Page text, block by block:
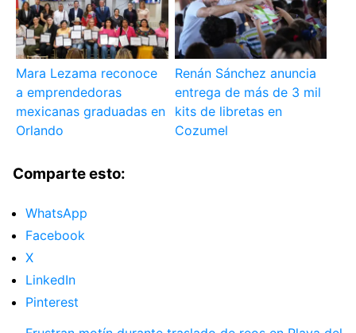
Mara Lezama reconoce
a emprendedoras
mexicanas graduadas en
Orlando
Renán Sánchez anuncia
entrega de más de 3 mil
kits de libretas en
Cozumel
Comparte esto:
WhatsApp
Facebook
X
LinkedIn
Pinterest